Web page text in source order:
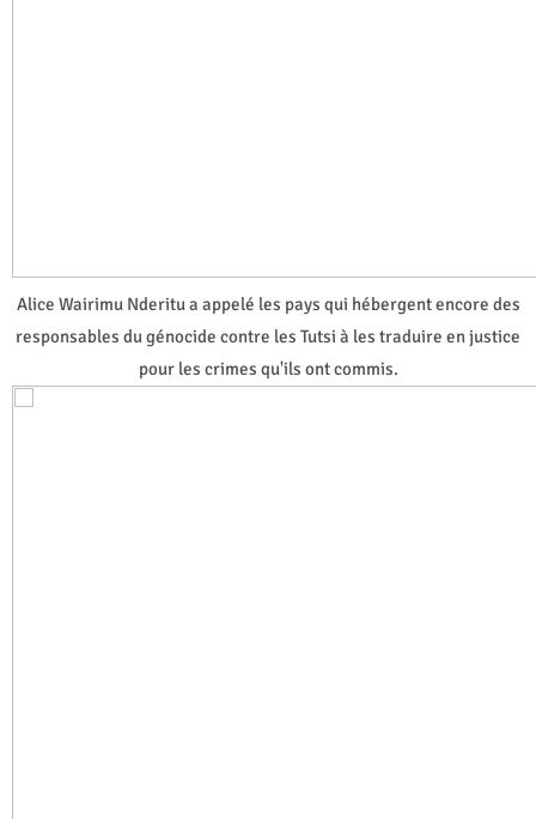
Alice Wairimu Nderitu a appelé les pays qui hébergent encore des
responsables du génocide contre les Tutsi à les traduire en justice
pour les crimes qu'ils ont commis.